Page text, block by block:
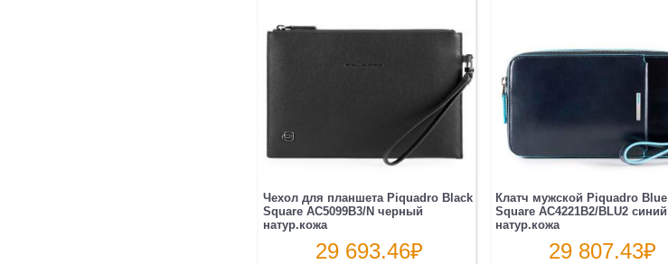
Чехол для планшета Piquadro Black
Square AC5099B3/N черный
натур.кожа
29 693.46₽
Клатч мужской Piquadro Blue
Square AC4221B2/BLU2 синий
натур.кожа
29 807.43₽